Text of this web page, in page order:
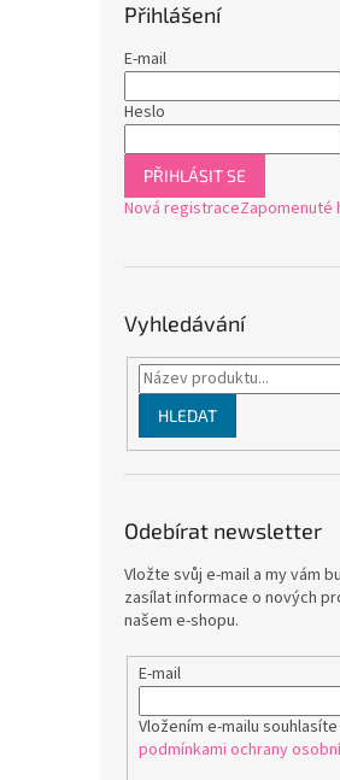
Přihlášení
E-mail
Heslo
PŘIHLÁSIT SE
Nová registraceZapomenuté
Vyhledávání
HLEDAT
Odebírat newsletter
Vložte svůj e-mail a my vám
zasílat informace o nových
našem e-shopu.
E-mail
Vložením e-mailu
podmínkami ochrany